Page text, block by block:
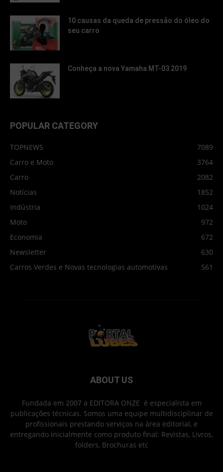
10 causas da queda de pressão do óleo do
seu carro
Conheça a nova Yamaha MT-03 2019
POPULAR CATEGORY
TOPNEWS
7089
Carro e Moto
3764
Carro
2082
Notícias
1852
Indústria
1024
Moto
972
Economia
672
Newsletter
630
Carros Verdes e Novas tecnologias automotivas
561
ABOUT US
Fundada em 2007 a EDITORA ONZE é especialista em
publicações técnicas. Somos uma equipe multidisciplinar de
profissionais prestando serviços na área editorial, e
entregando inicialmente como produto final: Revistas, Livros,
folders, Brochuras etc